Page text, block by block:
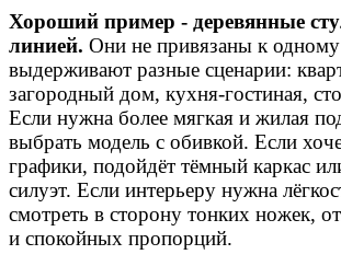
Хороший пример - деревянные
линией. Они не привязаны к одному
выдерживают разные сценарии:
загородный дом, кухня-гостиная,
Если нужна более мягкая и жилая
выбрать модель с обивкой. Если
графики, подойдёт тёмный каркас
силуэт. Если интерьеру нужна
смотреть в сторону тонких ножек,
и спокойных пропорций.